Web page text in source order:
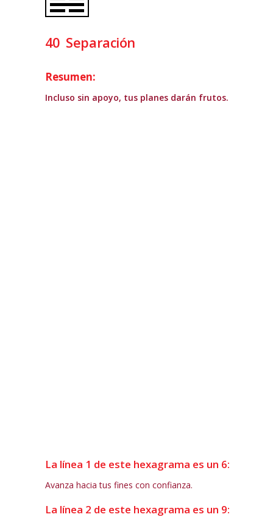
40 Separación
Resumen:
Incluso sin apoyo, tus planes darán frutos.
La línea 1 de este hexagrama es un 6:
Avanza hacia tus fines con confianza.
La línea 2 de este hexagrama es un 9: